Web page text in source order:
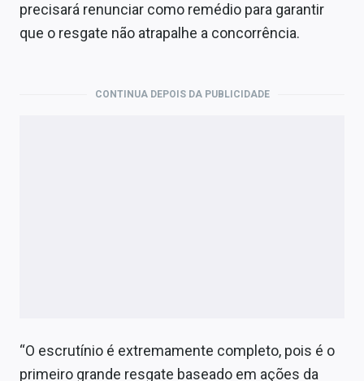
precisará renunciar como remédio para garantir
que o resgate não atrapalhe a concorrência.
CONTINUA DEPOIS DA PUBLICIDADE
“O escrutínio é extremamente completo, pois é o
primeiro grande resgate baseado em ações da